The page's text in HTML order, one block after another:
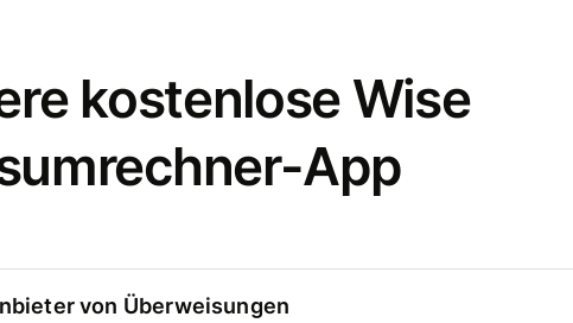
kostenlose Wise
App
von Überweisungen